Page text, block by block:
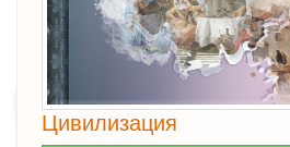
Цивилизация